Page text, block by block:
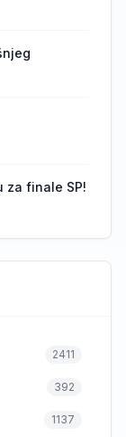
za finale SP!
2411
392
1137